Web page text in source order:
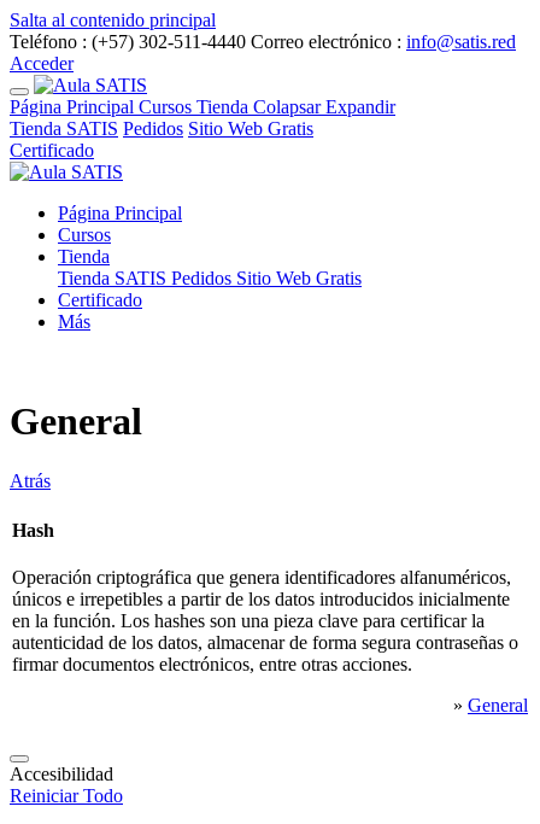
Salta al contenido principal
Teléfono : (+57) 302-511-4440 Correo electrónico : info@satis.red
Acceder
Página Principal Cursos Tienda ColapsarExpandir
Tienda SATIS Pedidos Sitio Web Gratis
Certificado
Página Principal
Cursos
Tienda
Tienda SATIS Pedidos Sitio Web Gratis
Certificado
Más
General
Atrás
Hash
Operación criptográfica que genera identificadores alfanuméricos,
únicos e irrepetibles a partir de los datos introducidos inicialmente
en la función. Los hashes son una pieza clave para certificar la
autenticidad de los datos, almacenar de forma segura contraseñas o
firmar documentos electrónicos, entre otras acciones.
» General
Accesibilidad
Reiniciar Todo